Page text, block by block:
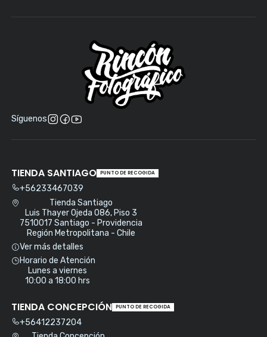
Síguenos
TIENDA SANTIAGO PUNTO DE RECOGIDA
+56233467039
Tienda Santiago
Luis Thayer Ojeda 086, Piso 3
7510017 Santiago - Providencia
Región Metropolitana - Chile
Ver más detalles
Horario de Atención
Lunes a viernes
10:00 a 18:00 hrs
TIENDA CONCEPCIÓN PUNTO DE RECOGIDA
+56412237204